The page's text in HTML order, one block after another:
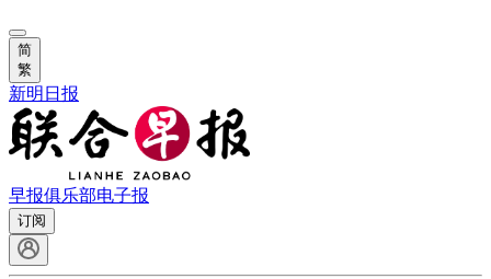
简
繁
新明日报
早报俱乐部电子报
订阅